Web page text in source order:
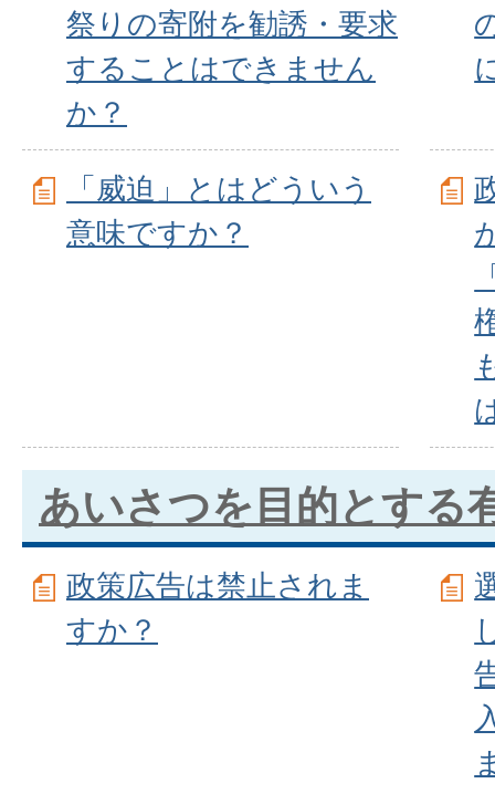
祭りの寄附を勧誘・要求
することはできません
か？
「威迫」とはどういう
意味ですか？
あいさつを目的とする
政策広告は禁止されま
すか？